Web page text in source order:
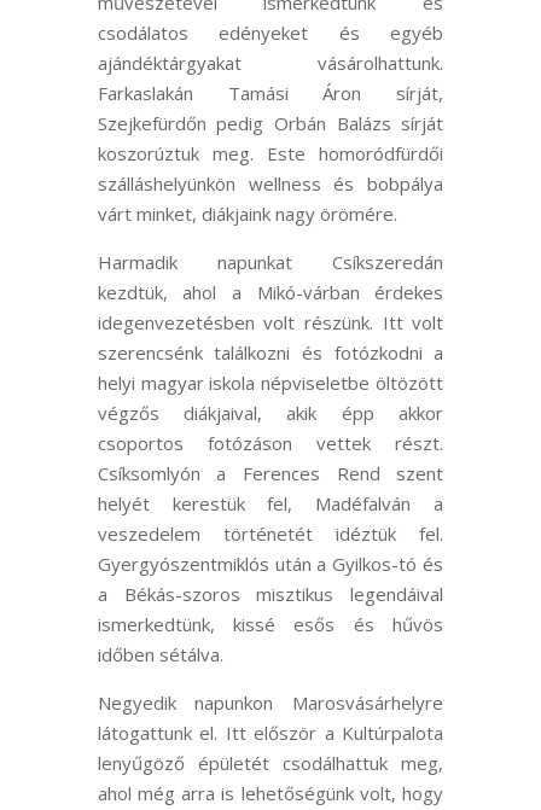
csodálatos edényeket és egyéb
ajándéktárgyakat vásárolhattunk.
Farkaslakán Tamási Áron sírját,
Szejkefürdőn pedig Orbán Balázs sírját
koszorúztuk meg. Este homoródfürdői
szálláshelyünkön wellness és bobpálya
várt minket, diákjaink nagy örömére.
Harmadik napunkat Csíkszeredán
kezdtük, ahol a Mikó-várban érdekes
idegenvezetésben volt részünk. Itt volt
szerencsénk találkozni és fotózkodni a
helyi magyar iskola népviseletbe öltözött
végzős diákjaival, akik épp akkor
csoportos fotózáson vettek részt.
Csíksomlyón a Ferences Rend szent
helyét kerestük fel, Madéfalván a
veszedelem történetét idéztük fel.
Gyergyószentmiklós után a Gyilkos-tó és
a Békás-szoros misztikus legendáival
ismerkedtünk, kissé esős és hűvös
időben sétálva.
Negyedik napunkon Marosvásárhelyre
látogattunk el. Itt először a Kultúrpalota
lenyűgöző épületét csodálhattuk meg,
ahol még arra is lehetőségünk volt, hogy